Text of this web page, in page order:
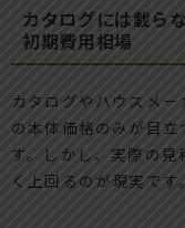
カタログには載ら
初期費用相場
カタログやハウスメ
の本体価格のみが目
す。しかし、実際の
く上回るのが現実です。